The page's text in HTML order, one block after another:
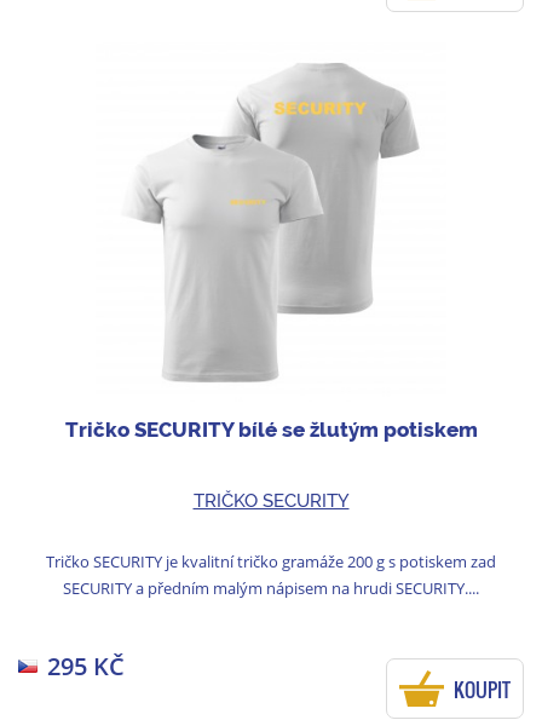
Tričko SECURITY bílé se žlutým potiskem
TRIČKO SECURITY
Tričko SECURITY je kvalitní tričko gramáže 200 g s potiskem zad
SECURITY a předním malým nápisem na hrudi SECURITY....
295 KČ
KOUPIT